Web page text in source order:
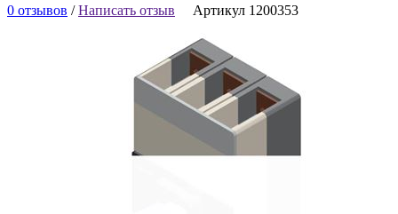
0 отзывов /Написать отзыв Артикул 1200353